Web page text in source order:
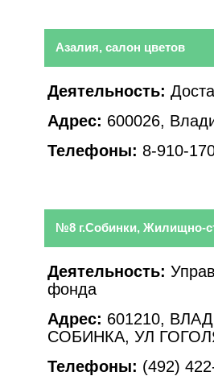
Азалия, салон цветов
Деятельность:
Адрес: 600026,
Телефоны: 8-910-
№8 г.Собинки, Жилищно-
Деятельность:
фонда
Адрес: 601210,
СОБИНКА, УЛ
Телефоны: (492)